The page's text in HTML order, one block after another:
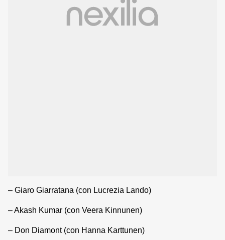
– Giaro Giarratana (con Lucrezia Lando)
– Akash Kumar (con Veera Kinnunen)
– Don Diamont (con Hanna Karttunen)